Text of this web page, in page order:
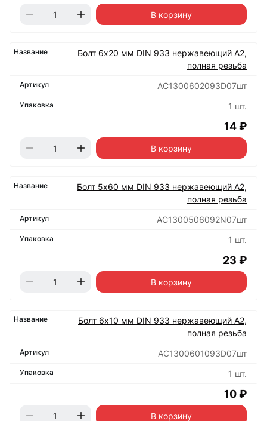
В корзину
Болт 6х20 мм DIN 933 нержавеющий А2,
полная резьба
АС1300602093D07шт
1 шт.
14 ₽
В корзину
Болт 5х60 мм DIN 933 нержавеющий А2,
полная резьба
АС1300506092N07шт
1 шт.
23 ₽
В корзину
Болт 6х10 мм DIN 933 нержавеющий А2,
полная резьба
АС1300601093D07шт
1 шт.
10 ₽
В корзину